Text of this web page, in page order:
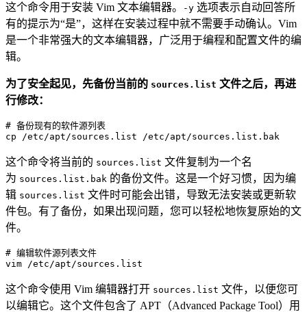
这个命令用于安装 Vim 文本编辑器。 -y 选项表示自动回答所
有的提示为“是”，这样在安装过程中就不需要手动确认。Vim
是一个非常强大的文本编辑器，广泛用于编程和配置文件的编
辑。
为了安全起见，先备份当前的 sources.list 文件之后，再进
行修改：
# 备份现有的软件源列表
cp
/etc/apt /sources.list /etc /apt/
这个命令将当前的 sources.list 文件复制为一个名
为 sources.list.bak 的备份文件。这是一个好习惯，因为编
辑 sources.list 文件时可能会出错，导致无法安装或更新软
件包。有了备份，如果出现问题，您可以轻松地恢复原始的文
件。
# 编辑软件源列表文件
vim
这个命令使用 Vim 编辑器打开 sources.list 文件，以便您可
以编辑它。这个文件包含了 APT（Advanced Package Tool）用